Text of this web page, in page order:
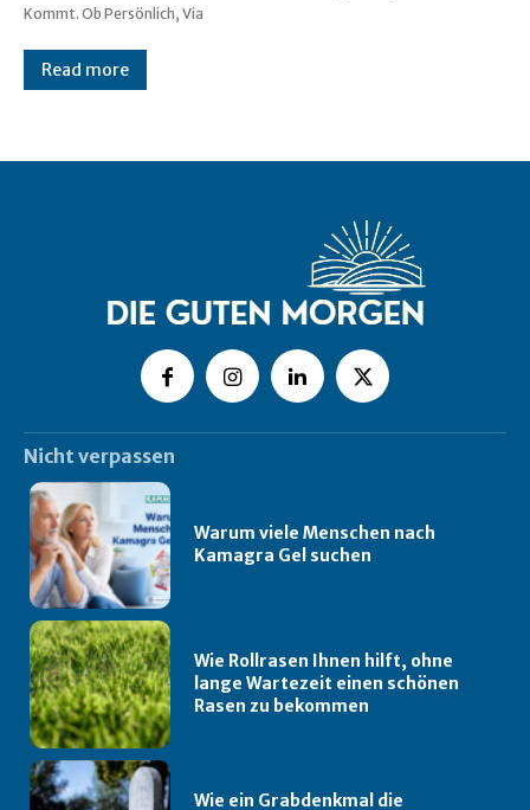
Kommt. Ob Persönlich, Via
Read more
Nicht verpassen
Warum viele Menschen nach
Kamagra Gel suchen
Wie Rollrasen Ihnen hilft, ohne
lange Wartezeit einen schönen
Rasen zu bekommen
Wie ein Grabdenkmal die